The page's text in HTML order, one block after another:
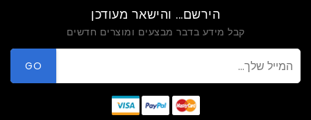
הירשם... והישאר מעודכן
קבל מידע בדבר מבצעים ומוצרים חדשים
GO